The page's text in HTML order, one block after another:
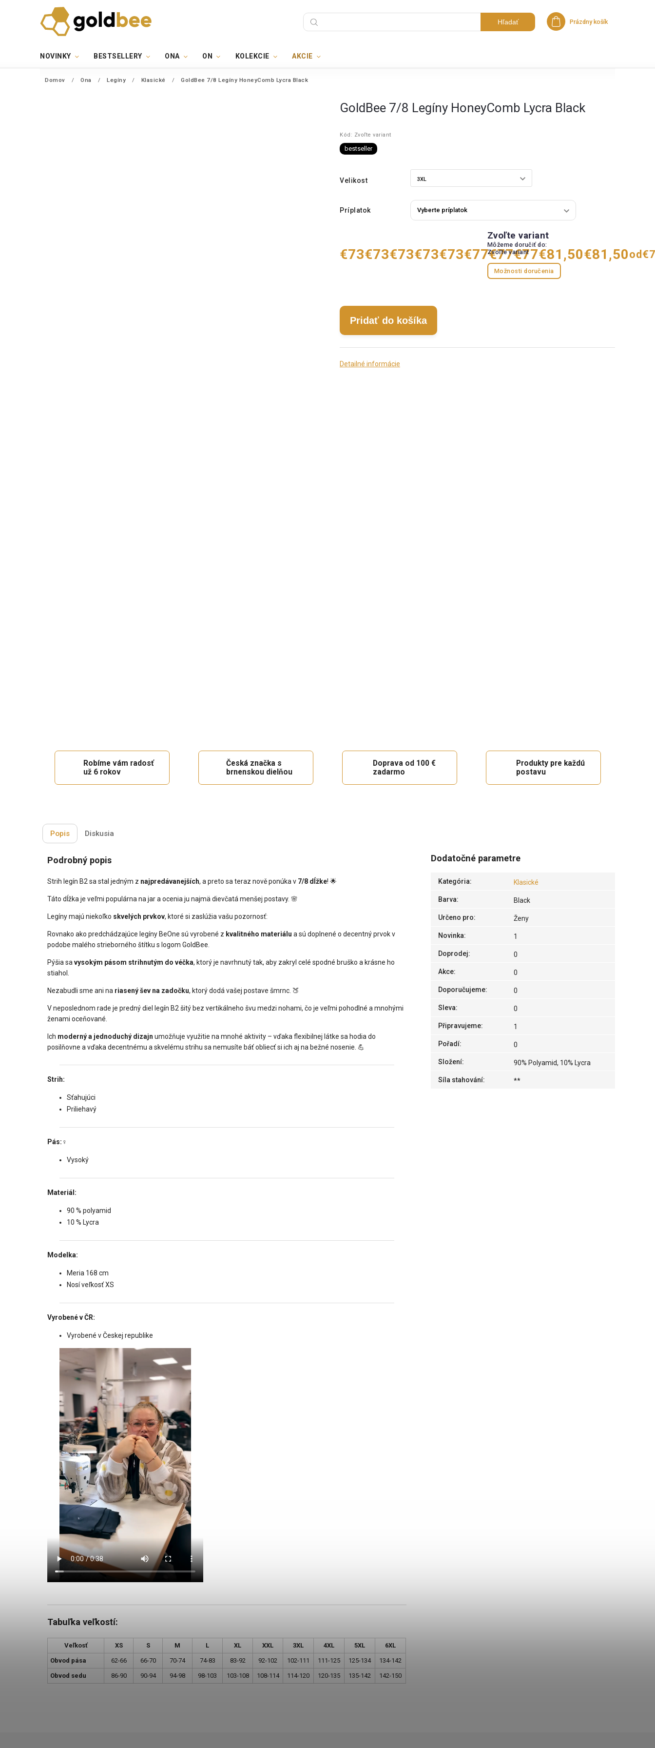
Hľadať Nákupný košík
Prázdny košík
NOVINKY BESTSELLERY ONA ON KOLEKCIE AKCIE
Domov / Ona / Legíny / Klasické / GoldBee 7/8 Legíny HoneyComb Lycra Black
GoldBee 7/8 Legíny HoneyComb Lycra Black
Kód: Zvoľte variant
bestseller
Velikost
Príplatok
€73€73€73€73€73€77€77€77€81,50€81,50od
Zvoľte variant
Môžeme doručiť do:
Zvoľte variant
Možnosti doručenia
Pridať do košíka
Detailné informácie
Robíme vám radosť
už 6 rokov
Česká značka s
brnenskou dielňou
Doprava od 100 €
zadarmo
Produkty pre každú
postavu
Popis Diskusia
Podrobný popis
Strih legín B2 sa stal jedným z najpredávanejších, a preto sa teraz nově ponúka v 7/8 dĺžke! 🌟
Táto dĺžka je veľmi populárna na jar a ocenia ju najmä dievčatá menšej postavy. 🌸
Legíny majú niekoľko skvelých prvkov, ktoré si zaslúžia vašu pozornosť:
Rovnako ako predchádzajúce legíny BeOne sú vyrobené z kvalitného materiálu a sú doplnené o decentný prvok v
podobe malého strieborného štítku s logom GoldBee.
Pýšia sa vysokým pásom strihnutým do véčka, ktorý je navrhnutý tak, aby zakryl celé spodné bruško a krásne ho
stiahol.
Nezabudli sme ani na riasený šev na zadočku, ktorý dodá vašej postave šmrnc. 🍑
V neposlednom rade je predný diel legín B2 šitý bez vertikálneho švu medzi nohami, čo je veľmi pohodlné a mnohými
ženami oceňované.
Ich moderný a jednoduchý dizajn umožňuje využitie na mnohé aktivity – vďaka flexibilnej látke sa hodia do
posilňovne a vďaka decentnému a skvelému strihu sa nemusíte báť obliecť si ich aj na bežné nosenie. 💪
Strih:️
Sťahujúci
Priliehavý
Pás:‍♀️
Vysoký
Materiál:
90 % polyamid
10 % Lycra
Modelka:
Meria 168 cm
Nosí veľkosť XS
Vyrobené v ČR:
Vyrobené v Českej republike
Tabuľka veľkostí:
Veľkosť XS S M L XL XXL 3XL 4XL 5XL 6XL
Obvod pása 62-66 66-70 70-74 74-83 83-92 92-102 102-111 111-125 125-134 134-142
Obvod sedu 86-90 90-94 94-98 98-103 103-108 108-114 114-120 120-135 135-142 142-150
Dodatočné parametre
Kategória: Klasické
Barva: Black
Určeno pro: Ženy
Novinka: 1
Doprodej: 0
Akce: 0
Doporučujeme: 0
Sleva: 0
Připravujeme: 1
Pořadí: 0
Složení: 90% Polyamid, 10% Lycra
Síla stahování: **